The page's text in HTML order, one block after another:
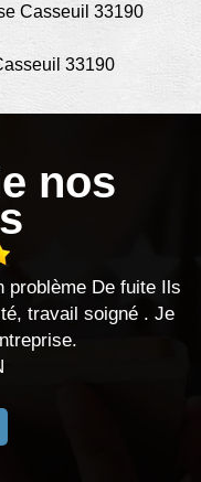
Casseuil 33190
33190
nos
Je recommande au
DE MARINE